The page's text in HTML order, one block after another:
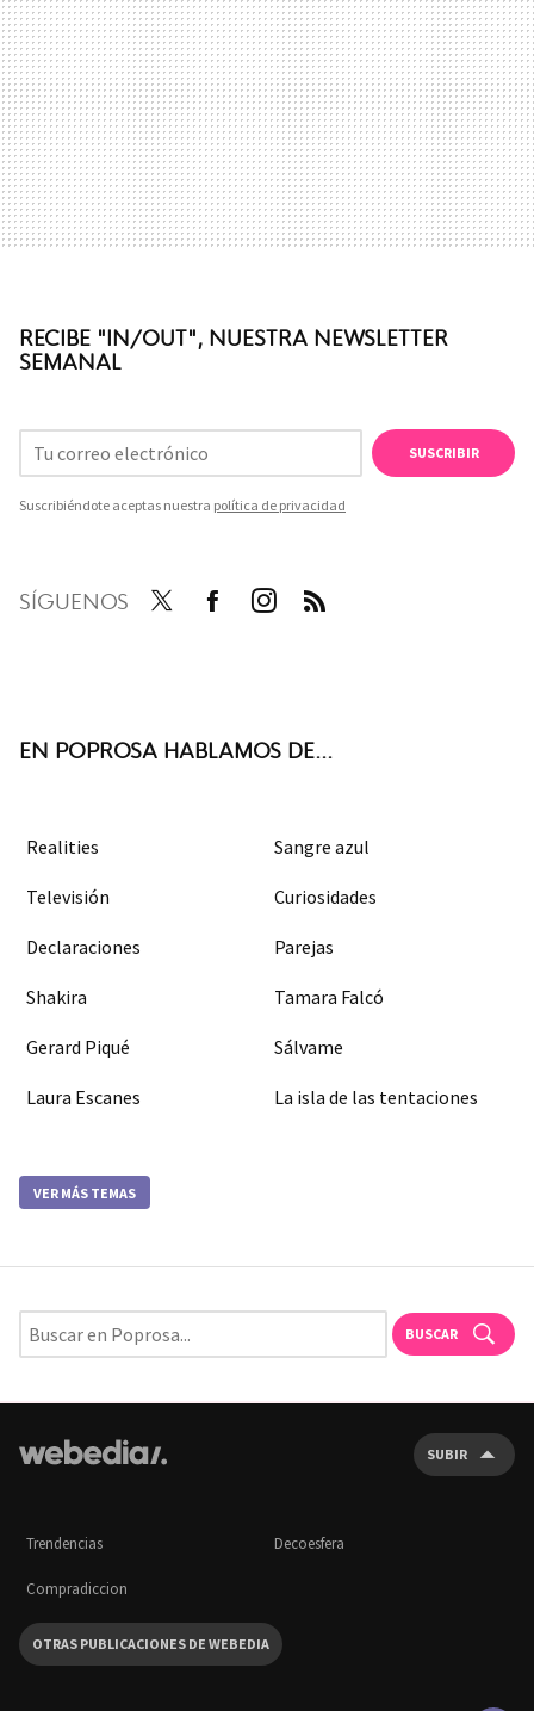
RECIBE "IN/OUT", NUESTRA NEWSLETTER
SEMANAL
SUSCRIBIR
Suscribiéndote aceptas nuestra política de privacidad
SÍGUENOS
EN POPROSA HABLAMOS DE...
Realities Sangre azul
Televisión Curiosidades
Declaraciones Parejas
Shakira Tamara Falcó
Gerard Piqué Sálvame
Laura Escanes La isla de las tentaciones
VER MÁS TEMAS
BUSCAR
SUBIR
Trendencias Decoesfera
Compradiccion
OTRAS PUBLICACIONES DE WEBEDIA